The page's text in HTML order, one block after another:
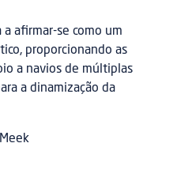
afirmar-se como um
proporcionando as
a navios de múltiplas
a dinamização da